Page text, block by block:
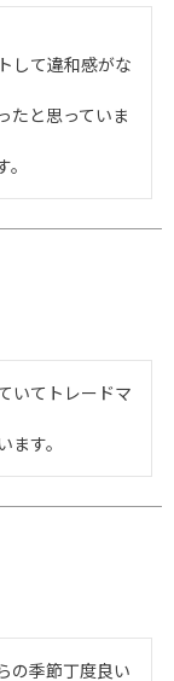
して違和感がな
たと思っていま
いてトレードマ
す。
の季節丁度良い